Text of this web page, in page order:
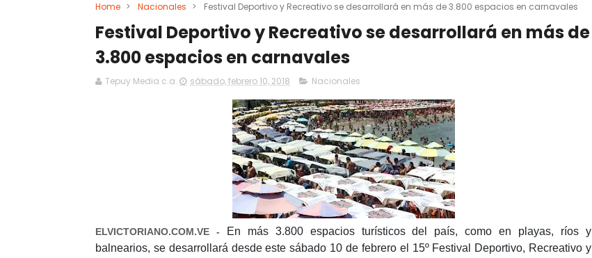
Home > Nacionales > Festival Deportivo y Recreativo se desarrollará en más de 3.800 espacios en carnavales
Festival Deportivo y Recreativo se desarrollará en más de
3.800 espacios en carnavales
Tepuy Media c.a. sábado, febrero 10, 2018 Nacionales
ELVICTORIANO.COM.VE -
En más 3.800 espacios turísticos del país, como en playas, ríos y
balnearios, se desarrollará desde este sábado 10 de febrero el 15º Festival Deportivo, Recreativo y